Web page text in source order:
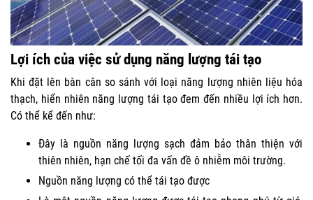
Lợi ích của việc sử dụng năng lượng tái tạo
Khi đặt lên bàn cân so sánh với loại năng lượng nhiên liệu hóa
thạch, hiển nhiên năng lượng tái tạo đem đến nhiều lợi ích hơn.
Có thể kể đến như:
Đây là nguồn năng lượng sạch đảm bảo thân thiện với
thiên nhiên, hạn chế tối đa vấn đề ô nhiễm môi trường.
Nguồn năng lượng có thể tái tạo được